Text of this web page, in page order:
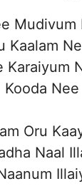
Mudivum
Kaalam
Karaiyum
Kooda Nee
Oru
Naal